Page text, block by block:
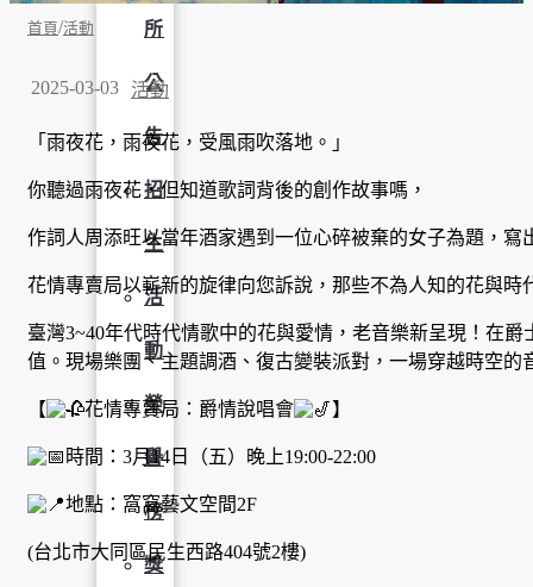
所
公
告
招
生
活
動
榮
譽
榜
獎
首頁/活動
2025-03-03 活動
「雨夜花，雨夜花，受風雨吹落地。」
你聽過雨夜花，但知道歌詞背後的創作故事嗎，
作詞人周添旺以當年酒家遇到一位心碎被棄的女子為題，寫
花情專賣局以嶄新的旋律向您訴說，那些不為人知的花與時
臺灣3~40年代時代情歌中的花與愛情，老音樂新呈現！在
值。現場樂團、主題調酒、復古變裝派對，一場穿越時空的
【 花情專賣局：爵情說唱會 】
時間：3月14日（五）晚上19:00-22:00
地點：窩窩藝文空間2F
(台北市大同區民生西路404號2樓)